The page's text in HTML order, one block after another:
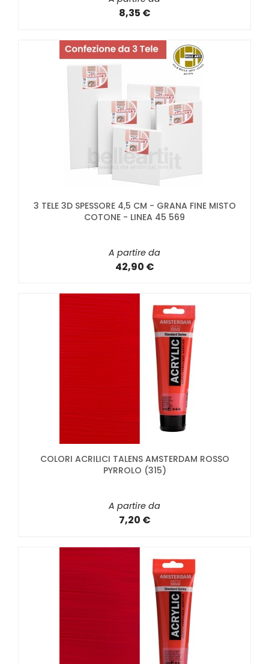
8,35 €
3 TELE 3D SPESSORE 4,5 CM - GRANA FINE MISTO
COTONE - LINEA 45 569
A partire da
42,90 €
COLORI ACRILICI TALENS AMSTERDAM ROSSO
PYRROLO (315)
A partire da
7,20 €